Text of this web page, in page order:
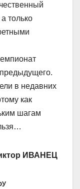
только
в недавних
как
шагам
ИВАНЕЦ